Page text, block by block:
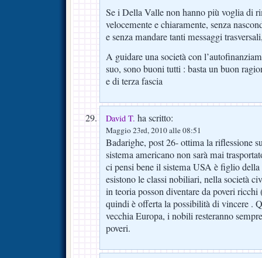
Se i Della Valle non hanno più voglia di
velocemente e chiaramente, senza
e senza mandare tanti messaggi
A guidare una società con
suo, sono buoni tutti : basta un buon
e di terza fascia
David T. ha scritto:
Maggio 23rd, 2010 alle 08:51
Badarighe, post 26- ottima la riflessione
sistema americano non sarà mai
ci pensi bene il sistema USA è figlio
esistono le classi nobiliari, nella società
in teoria posson diventare da poveri
quindi è offerta la possibilità di vincere .
vecchia Europa, i nobili resteranno
poveri.